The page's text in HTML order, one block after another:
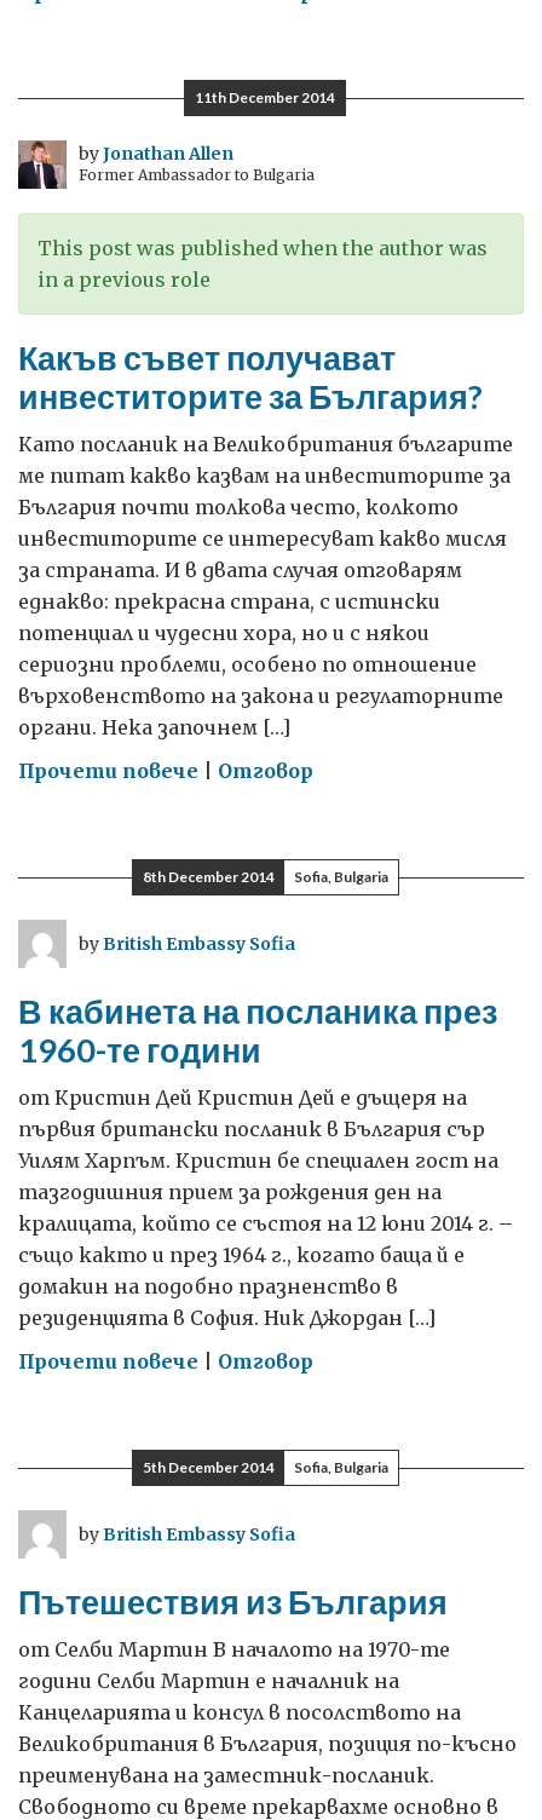
се
чувствам
напълно
свободен
11th December 2014
byJonathan Allen
Former Ambassador to Bulgaria
This post was published when the author was
in a previous role
Какъв съвет получават
инвеститорите за България?
Като посланик на Великобритания българите
ме питат какво казвам на инвеститорите за
България почти толкова често, колкото
инвеститорите се интересуват какво мисля
за страната. И в двата случая отговарям
еднакво: прекрасна страна, с истински
потенциал и чудесни хора, но и с някои
сериозни проблеми, особено по отношение
върховенството на закона и регулаторните
органи. Нека започнем […]
Прочети повече on
получават
инвеститорите
България?
Отговор
8th December 2014 Sofia, Bulgaria
byBritish Embassy Sofia
В кабинета на посланика през
1960-те години
от Кристин Дей Кристин Дей е дъщеря на
първия британски посланик в България сър
Уилям Харпъм. Кристин бе специален гост на
тазгодишния прием за рождения ден на
кралицата, който се състоя на 12 юни 2014 г. –
също както и през 1964 г., когато баща й е
домакин на подобно празненство в
резиденцията в София. Ник Джордан […]
Прочети повече on
на
посланика
1960-
години
Отговор
5th December 2014 Sofia, Bulgaria
byBritish Embassy Sofia
Пътешествия из България
от Селби Мартин В началото на 1970-те
години Селби Мартин е началник на
Канцеларията и консул в посолството на
Великобритания в България, позиция по-късно
преименувана на заместник-посланик.
Свободното си време прекарвахме основно в